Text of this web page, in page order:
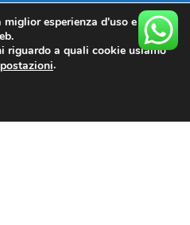
esperienza d'uso e
riguardo a quali cookie usiamo
.